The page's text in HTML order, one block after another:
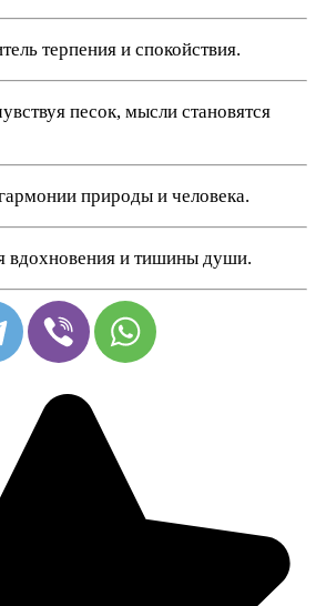
терпения и спокойствия.
песок, мысли становятся
природы и человека.
вдохновения и тишины души.